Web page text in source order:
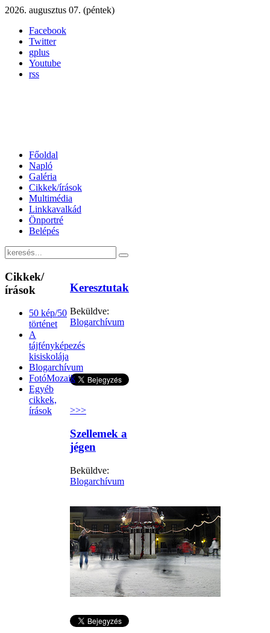
2026. augusztus 07. (péntek)
Facebook
Twitter
gplus
Youtube
rss
Főoldal
Napló
Galéria
Cikkek/írások
Multimédia
Linkkavalkád
Önportré
Belépés
Keresztutak
Beküldve:
Blogarchívum
>>>
Szellemek a
jégen
Beküldve:
Blogarchívum
Cikkek/
írások
50 kép/50
történet
A
tájfényképezés
kisiskolája
Blogarchívum
FotóMozaik
Egyéb
cikkek,
írások